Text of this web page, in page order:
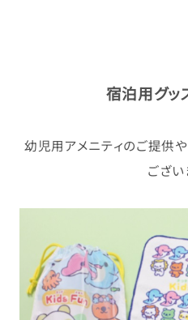
宿泊用グッ
幼児用アメニティのご提供
ござい